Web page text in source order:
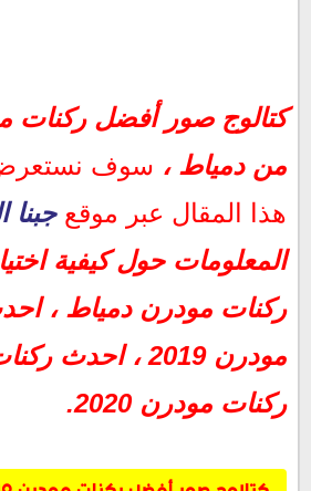
كتالوج صور أفضل ركنات مودرن 2019 من دمياط
كيفية اختيار الركنات
ركنات مودرن دمياط
احدث ركنات مودرن 2019
احدث ركنات 2019
ركنات مودرن 2020
من دمياط ، سوف
هذا المقال عبر موقعجبنا
المعلومات حول كيفية
ركنات مودرن دمياط ،
ركنات مودرن 2020.